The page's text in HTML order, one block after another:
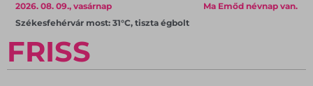
Ma Emőd névnap van.
2026. 08. 09., vasárnap
Székesfehérvár most: 31°C, tiszta égbolt
FRISS